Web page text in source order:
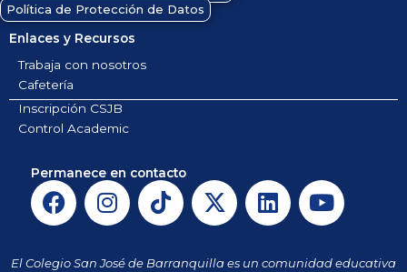
Política de Protección de Datos
Enlaces y Recursos
Trabaja con nosotros
Cafetería
Inscripción CSJB
Control Academic
Permanece en contacto
F
a
e
I
n
t
T
i
t
X
-
w
L
i
k
Y
o
t
El Colegio San José de Barranquilla es un comunidad educativa